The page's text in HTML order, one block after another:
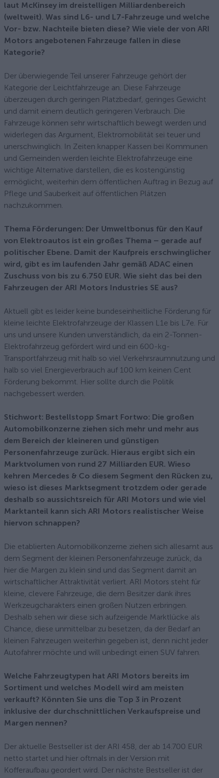
laut McKinsey im dreistelligen Milliardenbereich
(weltweit). Was sind L6- und L7-Fahrzeuge und welche
Vor- bzw. Nachteile bieten diese? Wie viele der von ARI
Motors angebotenen Fahrzeuge fallen in diese
Kategorie?
Der überwiegende Teil unserer Fahrzeuge gehört der
Kategorie der Leichtfahrzeuge an. Diese Fahrzeuge
überzeugen durch geringen Platzbedarf, geringes Gewicht
und damit einem deutlich geringeren Verbrauch. Die
Fahrzeuge können sehr wirtschaftlich bewegt werden und
widerlegen das Argument, Elektromobilität sei teuer und
unerschwinglich. In Zeiten knapper Kassen bei Kommunen
und Gemeinden werden leichte Elektrofahrzeuge eine
wichtige Alternative darstellen, die es kostengünstig
ermöglicht, weiterhin dem öffentlichen Auftrag in Bezug auf
Pflege und Sauberkeit auf öffentlichen Plätzen
nachzukommen.
Thema Förderungen: Der Umweltbonus für den Kauf
von Elektroautos ist ein großes Thema – gerade auf
politischer Ebene. Damit der Kaufpreis erschwinglicher
wird, gibt es im laufenden Jahr gemäß ADAC einen
Zuschuss von bis zu 6.750 EUR. Wie sieht das bei den
Fahrzeugen der ARI Motors Industries SE aus?
Aktuell gibt es leider keine bundeseinheitliche Förderung für
kleine leichte Elektrofahrzeuge der Klassen L1e bis L7e. Für
uns und unsere Kunden unverständlich, da ein 2-Tonnen-
Elektrofahrzeug gefördert wird und ein 600-kg-
Transportfahrzeug mit halb so viel Verkehrsraumnutzung und
halb so viel Energieverbrauch auf 100 km keinen Cent
Förderung bekommt. Hier sollte durch die Politik
nachgebessert werden.
Stichwort: Bestellstopp Smart Fortwo: Die großen
Automobilkonzerne ziehen sich mehr und mehr aus
dem Bereich der kleineren und günstigen
Personenfahrzeuge zurück. Hieraus ergibt sich ein
Marktvolumen von rund 27 Milliarden EUR. Wieso
kehren Mercedes & Co diesem Segment den Rücken zu,
wieso ist dieses Marktsegment trotzdem oder gerade
deshalb so aussichtsreich für ARI Motors und wie viel
Marktanteil kann sich ARI Motors realistischer Weise
hiervon schnappen?
Die etablierten Automobilkonzerne ziehen sich allesamt aus
dem Segment der kleinen Personenfahrzeuge zurück, da
hier die Margen zu klein sind und das Segment damit an
wirtschaftlicher Attraktivität verliert. ARI Motors steht für
kleine, clevere Fahrzeuge, die dem Besitzer dank ihres
Werkzeugcharakters einen großen Nutzen erbringen.
Deshalb sehen wir diese sich aufzeigende Marktlücke als
Chance, diese unmittelbar zu besetzen, da der Bedarf an
kleinen Fahrzeugen weiterhin gegeben ist, denn nicht jeder
Autofahrer möchte und will unbedingt einen SUV fahren.
Welche Fahrzeugtypen hat ARI Motors bereits im
Sortiment und welches Modell wird am meisten
verkauft? Könnten Sie uns die Top 3 in Prozent
inklusive der durchschnittlichen Verkaufspreise und
Margen nennen?
Der aktuelle Bestseller ist der ARI 458, der ab 14.700 EUR
netto startet und hier oftmals in der Version mit
Kofferaufbau geordert wird. Der nächste Bestseller ist der